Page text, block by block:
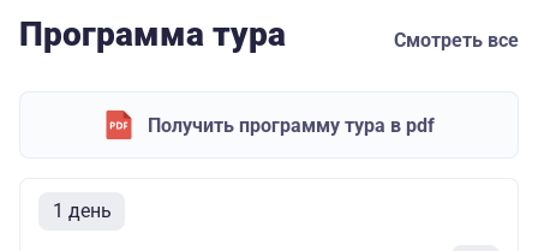
Программа тура Смотреть все
Получить программу тура в pdf
1 день